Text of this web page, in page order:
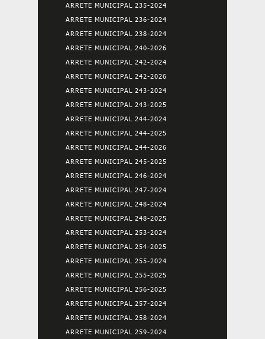
ARRETE MUNICIPAL 235-2024
ARRETE MUNICIPAL 236-2024
ARRETE MUNICIPAL 238-2024
ARRETE MUNICIPAL 240-2026
ARRETE MUNICIPAL 242-2024
ARRETE MUNICIPAL 242-2026
ARRETE MUNICIPAL 243-2024
ARRETE MUNICIPAL 243-2025
ARRETE MUNICIPAL 244-2024
ARRETE MUNICIPAL 244-2025
ARRETE MUNICIPAL 244-2026
ARRETE MUNICIPAL 245-2025
ARRETE MUNICIPAL 246-2024
ARRETE MUNICIPAL 247-2024
ARRETE MUNICIPAL 248-2024
ARRETE MUNICIPAL 248-2025
ARRETE MUNICIPAL 253-2024
ARRETE MUNICIPAL 254-2025
ARRETE MUNICIPAL 255-2024
ARRETE MUNICIPAL 255-2025
ARRETE MUNICIPAL 256-2025
ARRETE MUNICIPAL 257-2024
ARRETE MUNICIPAL 258-2024
ARRETE MUNICIPAL 259-2024